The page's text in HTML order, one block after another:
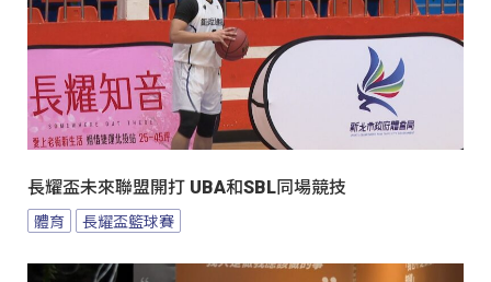
長耀盃未來聯盟開打 UBA和SBL同場競技
體育 長耀盃籃球賽